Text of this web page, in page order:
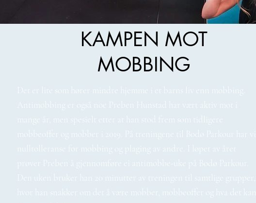
KAMPEN MOT
MOBBING
Det er lite som hører mindre hjemme i et barns liv enn mobbing.
Antimobbing er også noe Preben Hunstad har vært aktiv mot i
mange år, men spesielt etter at han stod frem som tidligere
mobbeoffer og mobber i 2019. På treningene til Bodø Parkour har vi
nulltolleranse for mobbing og plaging av andre. I løpet av året
prøver Preben å gjennomføre ei antimobbe-uke på Bodø Parkour.
Den uken bruker han 20 minutter av treningen til samtlige grupper,
hvor han snakker om det å være mobber, mobbeoffer og hva det kan